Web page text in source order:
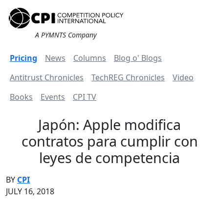
A PYMNTS Company
Pricing News Columns
Blog o' Blogs
Antitrust Chronicles
TechREG Chronicles
Video
Books
Events CPI TV
Japón: Apple modifica
contratos para cumplir con
leyes de competencia
BY CPI
JULY 16, 2018